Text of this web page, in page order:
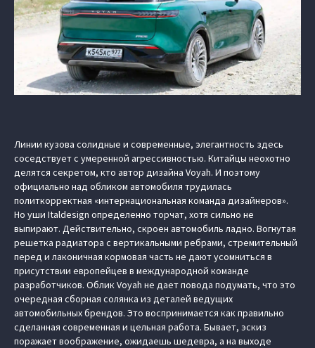
Линии кузова солидные и современные, элегантность здесь
соседствует с умеренной агрессивностью. Китайцы неохотно
делятся секретом, кто автор дизайна Voyah. И поэтому
официально над обликом автомобиля трудилась
политкорректная «интернациональная команда дизайнеров».
Но уши Italdesign определенно торчат, хотя сильно не
выпирают. Действительно, скроен автомобиль ладно. Вогнутая
решетка радиатора с вертикальными ребрами, стремительный
перед и лаконичная кормовая часть не дают усомниться в
присутствии европейцев в международной команде
разработчиков. Облик Voyah не дает повода подумать, что это
очередная сборная солянка из деталей ведущих
автомобильных брендов. Это воспринимается как правильно
сделанная современная и цельная работа. Бывает, эскиз
поражает воображение, ожидаешь шедевра, а на выходе